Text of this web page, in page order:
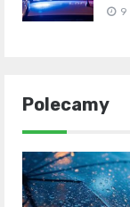
9
Polecamy